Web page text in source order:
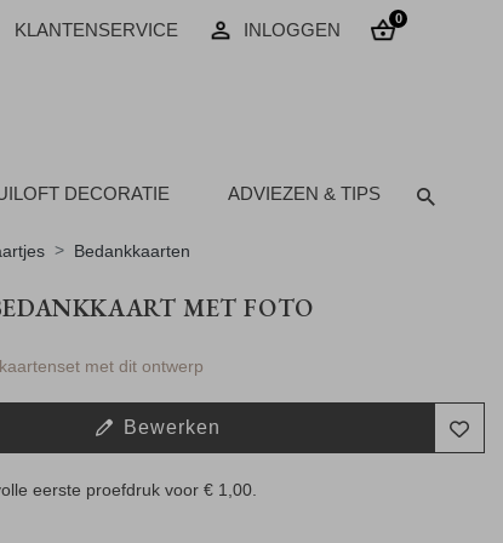
KLANTENSERVICE INLOGGEN
0
DECORATIE ADVIEZEN & TIPS
Bedankkaarten
MET FOTO
met dit ontwerp
Bewerken
eerste proefdruk voor € 1,00.